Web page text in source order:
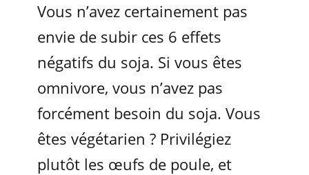
Vous n’avez certainement pas
envie de subir ces 6 effets
négatifs du soja. Si vous êtes
omnivore, vous n’avez pas
forcément besoin du soja. Vous
êtes végétarien ? Privilégiez
plutôt les œufs de poule, et